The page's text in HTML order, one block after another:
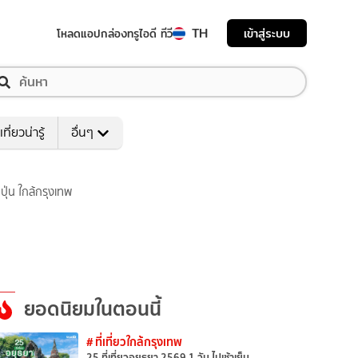
โหลดแอปกล่องทรูไอดี ทีวี TH เข้าสู่ระบบ
ที่ยวน่ารู้ อื่นๆ
ใกล้กรุงเทพ
ยอดนิยมในตอนนี้
# ที่เที่ยวใกล้กรุงเทพ